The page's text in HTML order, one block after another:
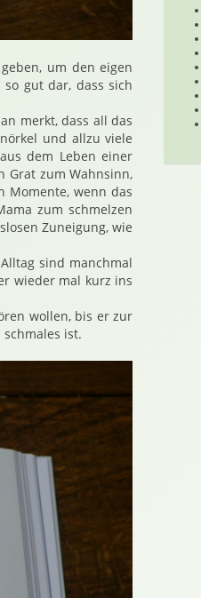
um den eigen
gut dar, dass sich
merkt, dass all das
und allzu viele
dem Leben einer
Grat zum Wahnsinn,
Momente, wenn das
zum schmelzen
Zuneigung, wie
sind manchmal
wieder mal kurz ins
wollen, bis er zur
ist.